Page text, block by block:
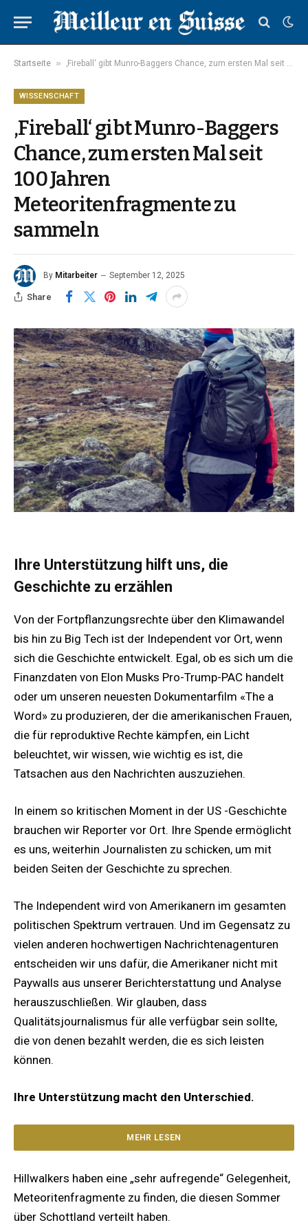
Startseite » ‚Fireball‘ gibt Munro-Baggers Chance, zum ersten Mal seit 100 Jahren Meteoritenfragmente zu sammeln
WISSENSCHAFT
‚Fireball‘ gibt Munro-Baggers
Chance, zum ersten Mal seit
100 Jahren
Meteoritenfragmente zu
sammeln
By Mitarbeiter September 12, 2025
Share
Ihre Unterstützung hilft uns, die
Geschichte zu erzählen
Von der Fortpflanzungsrechte über den Klimawandel
bis hin zu Big Tech ist der Independent vor Ort, wenn
sich die Geschichte entwickelt. Egal, ob es sich um die
Finanzdaten von Elon Musks Pro-Trump-PAC handelt
oder um unseren neuesten Dokumentarfilm «The a
Word» zu produzieren, der die amerikanischen Frauen,
die für reproduktive Rechte kämpfen, ein Licht
beleuchtet, wir wissen, wie wichtig es ist, die
Tatsachen aus den Nachrichten auszuziehen.
In einem so kritischen Moment in der US -Geschichte
brauchen wir Reporter vor Ort. Ihre Spende ermöglicht
es uns, weiterhin Journalisten zu schicken, um mit
beiden Seiten der Geschichte zu sprechen.
The Independent wird von Amerikanern im gesamten
politischen Spektrum vertrauen. Und im Gegensatz zu
vielen anderen hochwertigen Nachrichtenagenturen
entscheiden wir uns dafür, die Amerikaner nicht mit
Paywalls aus unserer Berichterstattung und Analyse
herauszuschließen. Wir glauben, dass
Qualitätsjournalismus für alle verfügbar sein sollte,
die von denen bezahlt werden, die es sich leisten
können.
Ihre Unterstützung macht den Unterschied.
MEHR LESEN
Hillwalkers haben eine „sehr aufregende“ Gelegenheit,
Meteoritenfragmente zu finden, die diesen Sommer
über Schottland verteilt haben.